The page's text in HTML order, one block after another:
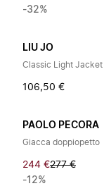
-32%
LIU JO
Classic Light Jacket
106,50 €
PAOLO PECORA
Giacca doppiopetto
244 €277 €
-12%